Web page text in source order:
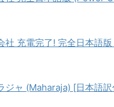
社 充電完了! 完全日本語
ジャ (Maharaja) [日本語